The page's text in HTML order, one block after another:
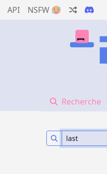
API NSFW 🥵
Recherche